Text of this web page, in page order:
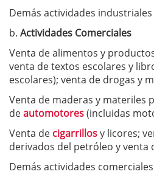
Demás actividades industriales
b. Actividades Comerciales
Venta de alimentos y
venta de textos escolares y
escolares); venta de drogas y
Venta de maderas y materiles
deautomotores(incluidas
Venta de cigarrillosy licores;
derivados del petróleo y venta
Demás actividades